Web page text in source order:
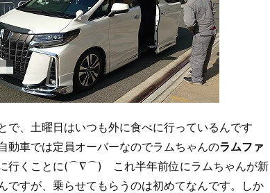
で、土曜日はいつも外に食べに行っているんです
動車では定員オーバーなのでラムちゃんのラムファ
行くことに(⌒∇⌒) これ半年前位にラムちゃんが新
ですが、乗らせてもらうのは初めてなんです。しか